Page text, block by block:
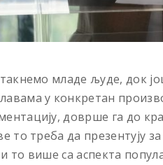
младе људе, док
у конкретан
доврше га до
то треба да презентују
то више са аспекта